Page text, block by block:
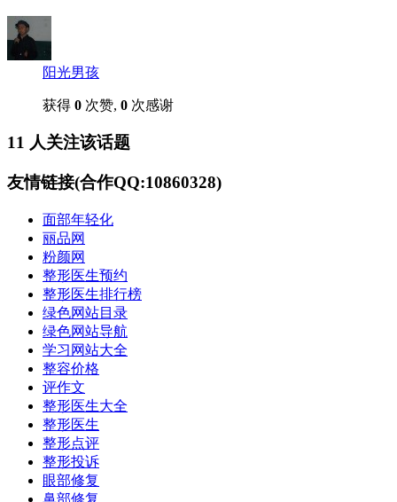
阳光男孩
获得 0 次赞, 0 次感谢
11 人关注该话题
友情链接(合作QQ:10860328)
面部年轻化
丽品网
粉颜网
整形医生预约
整形医生排行榜
绿色网站目录
绿色网站导航
学习网站大全
整容价格
评作文
整形医生大全
整形医生
整形点评
整形投诉
眼部修复
鼻部修复